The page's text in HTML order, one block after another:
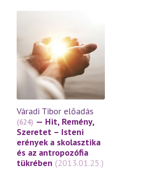
van.
változatok
termékoldalon
választhatók
ki
Váradi Tibor előadás
(624) — Hit, Remény,
Szeretet – Isteni
erények a skolasztika
és az antropozófia
tükrében (2013.01.25.)